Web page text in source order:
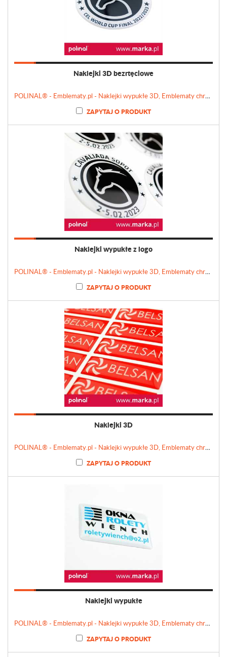
Naklejki 3D bezrtęciowe
POLINAL® - Emblematy.pl - Naklejki wypukłe 3D, Emblematy chromowane, Tabliczki, Etykiety
ZAPYTAJ O PRODUKT
Naklejki wypukłe z logo
POLINAL® - Emblematy.pl - Naklejki wypukłe 3D, Emblematy chromowane, Tabliczki, Etykiety
ZAPYTAJ O PRODUKT
Naklejki 3D
POLINAL® - Emblematy.pl - Naklejki wypukłe 3D, Emblematy chromowane, Tabliczki, Etykiety
ZAPYTAJ O PRODUKT
Naklejki wypukłe
POLINAL® - Emblematy.pl - Naklejki wypukłe 3D, Emblematy chromowane, Tabliczki, Etykiety
ZAPYTAJ O PRODUKT